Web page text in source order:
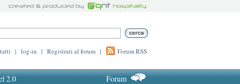
| log-in | Registrati al forum | Forum RSS
2.0 Forum